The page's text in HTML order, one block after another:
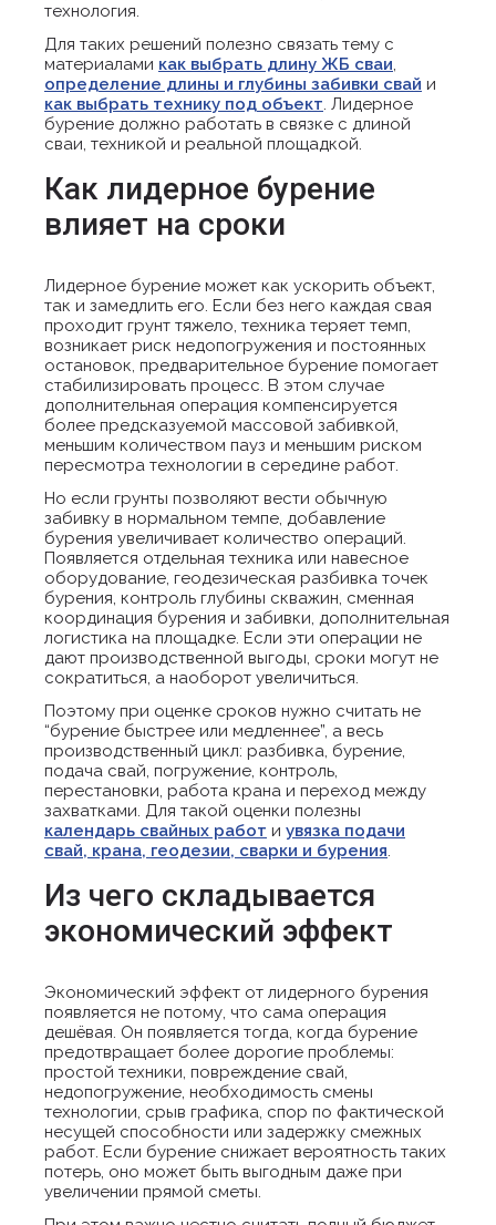
технология.
Для таких решений полезно связать тему с
материалами как выбрать длину ЖБ сваи,
определение длины и глубины забивки свай и
как выбрать технику под объект. Лидерное
бурение должно работать в связке с длиной
сваи, техникой и реальной площадкой.
Как лидерное бурение
влияет на сроки
Лидерное бурение может как ускорить объект,
так и замедлить его. Если без него каждая свая
проходит грунт тяжело, техника теряет темп,
возникает риск недопогружения и постоянных
остановок, предварительное бурение помогает
стабилизировать процесс. В этом случае
дополнительная операция компенсируется
более предсказуемой массовой забивкой,
меньшим количеством пауз и меньшим риском
пересмотра технологии в середине работ.
Но если грунты позволяют вести обычную
забивку в нормальном темпе, добавление
бурения увеличивает количество операций.
Появляется отдельная техника или навесное
оборудование, геодезическая разбивка точек
бурения, контроль глубины скважин, сменная
координация бурения и забивки, дополнительная
логистика на площадке. Если эти операции не
дают производственной выгоды, сроки могут не
сократиться, а наоборот увеличиться.
Поэтому при оценке сроков нужно считать не
“бурение быстрее или медленнее”, а весь
производственный цикл: разбивка, бурение,
подача свай, погружение, контроль,
перестановки, работа крана и переход между
захватками. Для такой оценки полезны
календарь свайных работ и увязка подачи
свай, крана, геодезии, сварки и бурения.
Из чего складывается
экономический эффект
Экономический эффект от лидерного бурения
появляется не потому, что сама операция
дешёвая. Он появляется тогда, когда бурение
предотвращает более дорогие проблемы:
простой техники, повреждение свай,
недопогружение, необходимость смены
технологии, срыв графика, спор по фактической
несущей способности или задержку смежных
работ. Если бурение снижает вероятность таких
потерь, оно может быть выгодным даже при
увеличении прямой сметы.